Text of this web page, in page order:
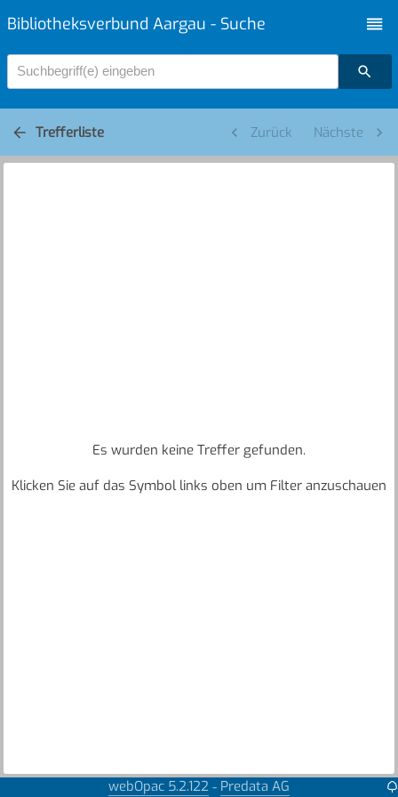
Bibliotheksverbund Aargau - Suche
Suchbegriff(e) eingeben
Trefferliste Zurück Nächste
Es wurden keine Treffer gefunden.
Klicken Sie auf das Symbol links oben um Filter anzuschauen
webOpac 5.2.122 - Predata AG